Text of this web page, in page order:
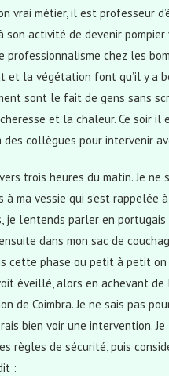
vrai métier, il est professeur
son activité de devenir
professionnalisme chez les
la végétation font qu’il y a
sont le fait de gens sans
et la chaleur. Ce soir il
collègues pour intervenir
trois heures du matin. Je ne
à ma vessie qui s’est
l’entends parler en
dans mon sac de
cette phase ou petit à petit
éveillé, alors en achevant
de Coimbra. Je ne sais pas
bien voir une
règles de sécurité, puis
: